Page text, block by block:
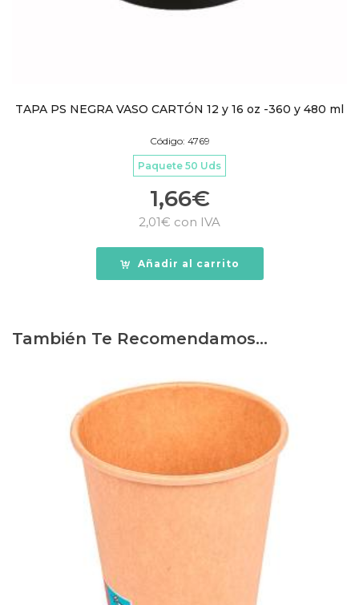
TAPA PS NEGRA VASO CARTÓN 12 y 16 oz -360 y 480 ml
Código: 4769
Paquete 50 Uds
1,66€
2,01€ con IVA
Añadir al carrito
También Te Recomendamos…